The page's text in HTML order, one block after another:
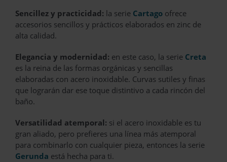
Sencillez y practicidad: la serie Cartago ofrece
accesorios sencillos y prácticos elaborados en zinc de
alta calidad.
Elegancia y modernidad: en este caso, la serie Creta
es la reina de las formas orgánicas y sencillas
elaboradas con acero inoxidable. Curvas sutiles y finas
que lograrán dar ese toque distintivo a cada rincón del
baño.
Versatilidad atemporal: si el acero inoxidable es tu
gran aliado, pero prefieres una línea más atemporal
para combinarlo con cualquier pieza, entonces la serie
Gerunda está hecha para ti.